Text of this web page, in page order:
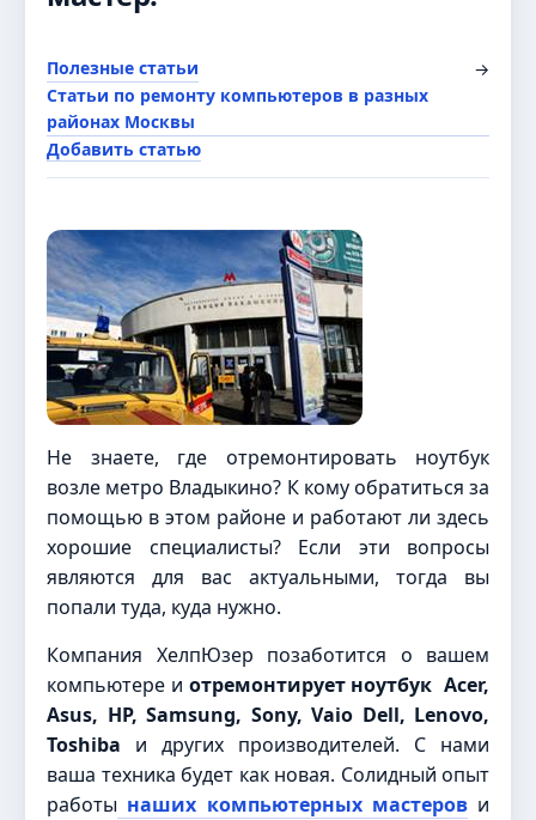
Полезные статьи
→
Статьи по ремонту компьютеров в разных
районах Москвы
Добавить статью
Не знаете, где отремонтировать ноутбук
возле метро Владыкино? К кому обратиться за
помощью в этом районе и работают ли здесь
хорошие специалисты? Если эти вопросы
являются для вас актуальными, тогда вы
попали туда, куда нужно.
Компания ХелпЮзер позаботится о вашем
компьютере и отремонтирует ноутбук Acer,
Asus, HP, Samsung, Sony, Vaio Dell, Lenovo,
Toshiba и других производителей. С нами
ваша техника будет как новая. Солидный опыт
работы наших компьютерных мастерови